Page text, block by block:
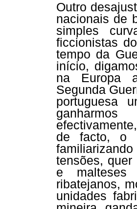
Outro
nacionais de
simples
ficcionistas
tempo da
início,
na Europa
Segunda
portuguesa
de facto, o
tensões,
e malteses
ribatejanos,
unidades